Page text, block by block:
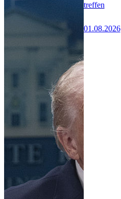
treffen
01.08.2026